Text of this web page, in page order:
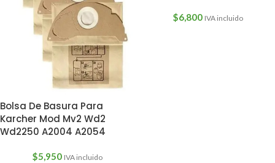
Bolsa De Basura Para
Karcher Mod Mv2 Wd2
Wd2250 A2004 A2054
$5,950 IVA incluido
$6,800 IVA incluido